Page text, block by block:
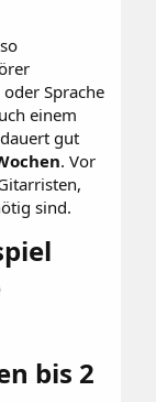
Sprache
einem
gut
. Vor
sind.
bis 2